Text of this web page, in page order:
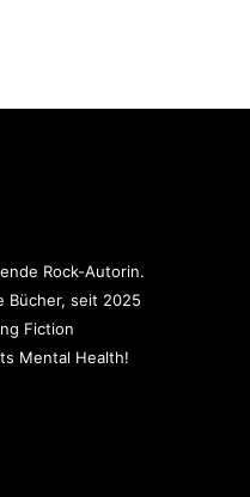
Rock-Autorin.
Bücher, seit 2025
Fiction
Mental Health!